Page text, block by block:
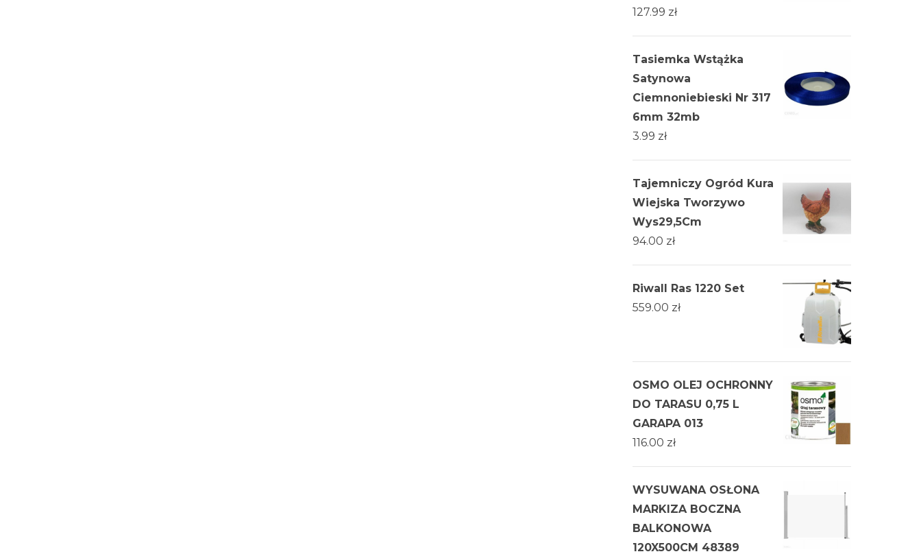
127.99 zł
Tasiemka Wstążka
Satynowa
Ciemnoniebieski Nr 317
6mm 32mb
3.99 zł
Tajemniczy Ogród Kura
Wiejska Tworzywo
Wys29,5Cm
94.00 zł
Riwall Ras 1220 Set
559.00 zł
OSMO OLEJ OCHRONNY
DO TARASU 0,75 L
GARAPA 013
116.00 zł
WYSUWANA OSŁONA
MARKIZA BOCZNA
BALKONOWA
120X500CM 48389